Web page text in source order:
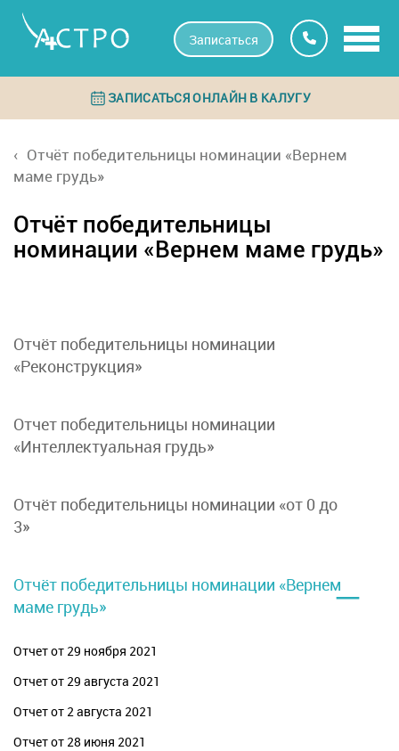
Записаться
ЗАПИСАТЬСЯ ОНЛАЙН В КАЛУГУ
Отчёт победительницы номинации «Вернем
маме грудь»
Отчёт победительницы
номинации «Вернем маме грудь»
Отчёт победительницы номинации
«Реконструкция»
Отчет победительницы номинации
«Интеллектуальная грудь»
Отчёт победительницы номинации «от 0 до
3»
Отчёт победительницы номинации «Вернем
маме грудь»
–
Отчет от 29 ноября 2021
Отчет от 29 августа 2021
Отчет от 2 августа 2021
Отчет от 28 июня 2021